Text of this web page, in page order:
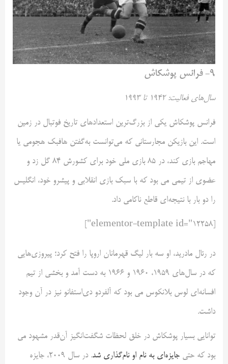
۹- فرانس پوشکاش
سال‌های فعالیت: ۱۹۴۲ تا ۱۹۹۳
فرانس پوشکاش یکی از بزرگ‌ترین استعدادهای تاریخ فوتبال در زمین
است. این بازیکن مجارستانی که می‌توانست به‌گفتن هافبک هجومی یا
مهاجم بازی کند، در ۸۵ بازی ملی خود برای کشورش ۸۴ گل زد و
عضوی از تیمی می بود که با سبک بازی انقلابی و پیشرو خود، انگلیس
را دو بار با نتیجه‌ای قاطع ناکامی داد.
در رئال مادرید، او سه بار لیگ قهرمانان اروپا را فتح کرد؛ پیروزی‌هایی
که در سال‌های ۱۹۵۹، ۱۹۶۰ و ۱۹۶۶ به دست آمد و بخشی از تیم
افسانه‌ای لوس بلانکوس می بود که آلفردو دی‌استفانو نیز در آن وجود
داشت.
توانایی بسیار پوشکاش در خلق لحظات شگفت‌انگیز آن‌قدر مشهود می
بود که حتی جایزه‌ای به نام او نام‌گذاری شد . در سال ۲۰۰۹، جایزه